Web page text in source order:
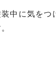
中に気をつ